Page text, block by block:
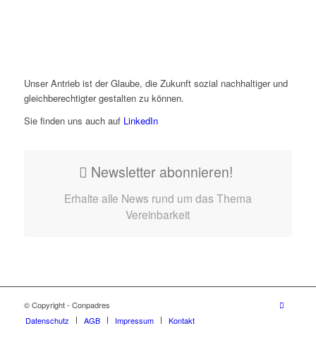
Unser Antrieb ist der Glaube, die Zukunft sozial nachhaltiger und
gleichberechtigter gestalten zu können.
Sie finden uns auch aufLinkedIn
Newsletter abonnieren!
Erhalte alle News rund um das Thema
Vereinbarkeit
© Copyright - Conpadres
Datenschutz
AGB Impressum Kontakt